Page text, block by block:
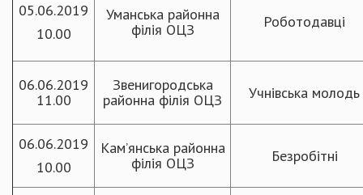
05.06.2019
10.00
Уманська районна
філія ОЦЗ
Роботодавці
06.06.2019
11.00
Звенигородська
районна філія ОЦЗ
Учнівська молодь
06.06.2019
10.00
Кам’янська районна
філія ОЦЗ
Безробітні